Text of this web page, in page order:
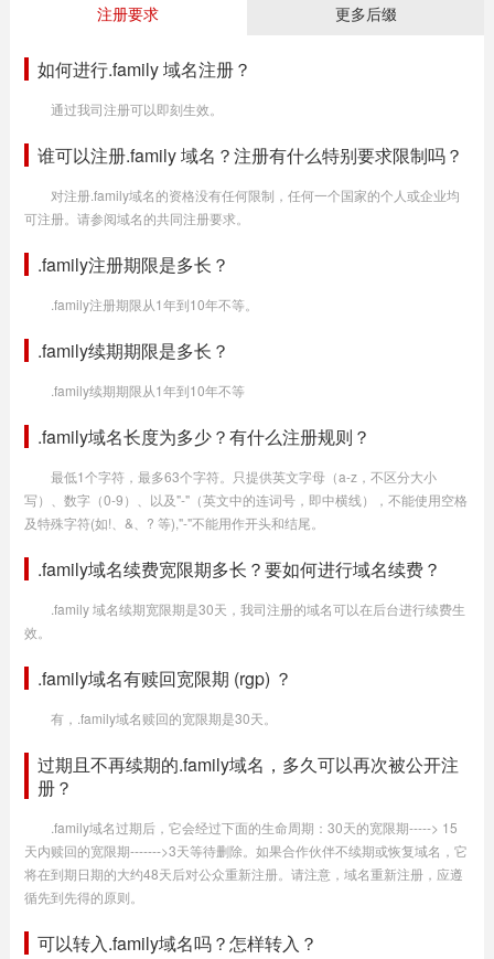
注册要求 更多后缀
如何进行.family 域名注册？
通过我司注册可以即刻生效。
谁可以注册.family 域名？注册有什么特别要求限制吗？
对注册.family域名的资格没有任何限制，任何一个国家的个人或企业均
可注册。请参阅域名的共同注册要求。
.family注册期限是多长？
.family注册期限从1年到10年不等。
.family续期期限是多长？
.family续期期限从1年到10年不等
.family域名长度为多少？有什么注册规则？
最低1个字符，最多63个字符。只提供英文字母（a-z，不区分大小
写）、数字（0-9）、以及"-"（英文中的连词号，即中横线），不能使用空格
及特殊字符(如!、&、? 等),"-"不能用作开头和结尾。
.family域名续费宽限期多长？要如何进行域名续费？
.family 域名续期宽限期是30天，我司注册的域名可以在后台进行续费生
效。
.family域名有赎回宽限期 (rgp) ？
有，.family域名赎回的宽限期是30天。
过期且不再续期的.family域名，多久可以再次被公开注
册？
.family域名过期后，它会经过下面的生命周期：30天的宽限期-----> 15
天内赎回的宽限期------->3天等待删除。如果合作伙伴不续期或恢复域名，它
将在到期日期的大约48天后对公众重新注册。请注意，域名重新注册，应遵
循先到先得的原则。
可以转入.family域名吗？怎样转入？